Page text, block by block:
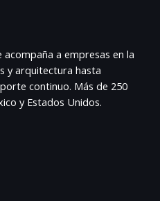
a empresas en la
y arquitectura hasta
continuo. Más de 250
y Estados Unidos.